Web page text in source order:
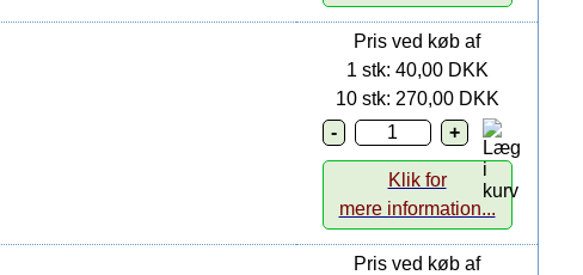
Pris ved køb af
1 stk: 40,00 DKK
10 stk: 270,00 DKK
Klik for
mere information...
Pris ved køb af